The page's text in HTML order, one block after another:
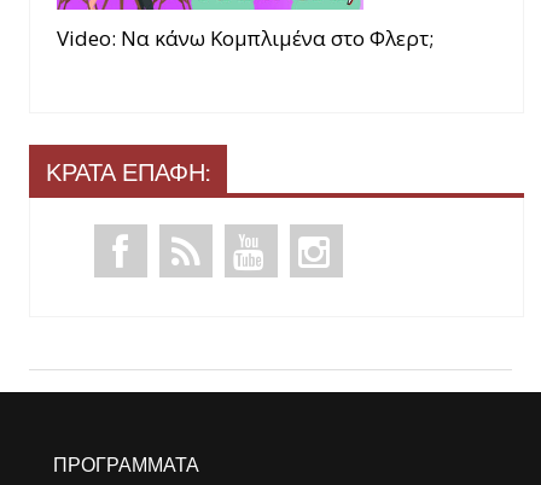
Video: Να κάνω Κομπλιμένα στο Φλερτ;
ΚΡΑΤΑ ΕΠΑΦΗ:
ΠΡΟΓΡΑΜΜΑΤΑ